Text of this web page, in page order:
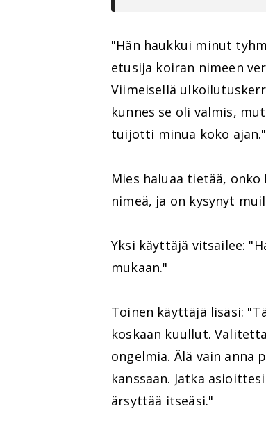
"Hän haukkui minut
etusija koiran nimeen
Viimeisellä
kunnes se oli valmis,
tuijotti minua koko ajan."
Mies haluaa tietää,
nimeä, ja on kysynyt
Yksi käyttäjä vitsailee:
mukaan."
Toinen käyttäjä lisäsi:
koskaan kuullut.
ongelmia. Älä vain anna
kanssaan. Jatka
ärsyttää itseäsi."